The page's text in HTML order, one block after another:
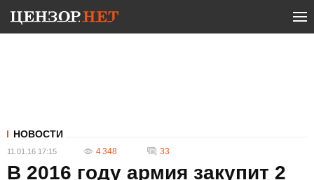
НОВОСТИ
11.01.16 17:15 4 348 33
В 2016 году армия закупит 2